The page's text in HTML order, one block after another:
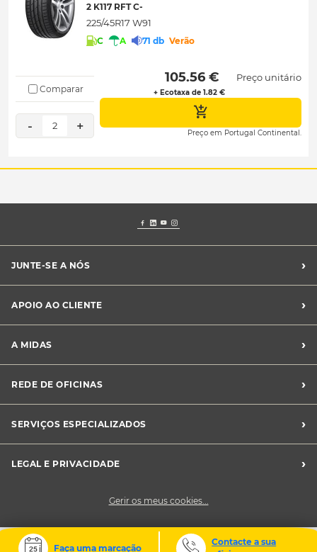
2 K117 RFT C-
225/45R17 W91
C A 71 db Verão
Comparar
- 2 +
105.56 €
+ Ecotaxa de 1.82 €
Preço unitário
Preço em Portugal Continental.
JUNTE-SE A NÓS ›
Franchising Midas
APOIO AO CLIENTE ›
Livro de Reclamações
Canal de Denúncias
Perguntas Frequentes
A MIDAS ›
Sustentabilidade
Notícias Midas
REDE DE OFICINAS ›
SERVIÇOS ESPECIALIZADOS
›
LEGAL E PRIVACIDADE
›
Cookies
Gerir os meus cookies...
Faça uma marcação
Contacte a sua